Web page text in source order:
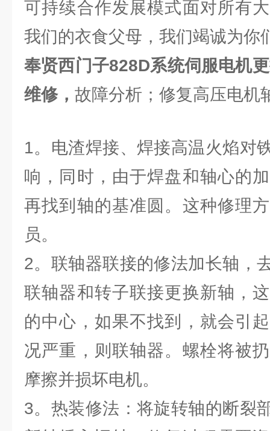
可持续合作发展模式面对所有
我们的衣食父母，我们竭诚为你
奉贤西门子828D系统伺服电机
维修， 故障分析；修复高压电机
1。电渣焊接、焊接高温火焰对
响，同时，由于焊盘和轴心的
再找到轴的基准圆。这种修理
员。
2。联轴器联接的修法加长轴，
联轴器和转子联接更换新轴，
的中心，如果不找到，就会引
况严重，则联轴器。螺栓将被
摩擦并损坏电机。
3。热装修法：将旋转轴的断裂